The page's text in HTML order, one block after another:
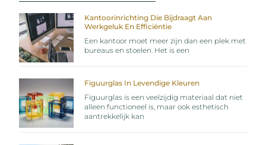
Kantoorinrichting Die Bijdraagt Aan
Werkgeluk En Efficiëntie
Een kantoor moet meer zijn dan een plek met
bureaus en stoelen. Het is een
Figuurglas In Levendige Kleuren
Figuurglas is een veelzijdig materiaal dat niet
alleen functioneel is, maar ook esthetisch
aantrekkelijk kan